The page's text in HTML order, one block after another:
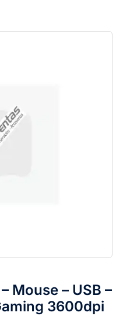
Mouse – USB –
3600dpi